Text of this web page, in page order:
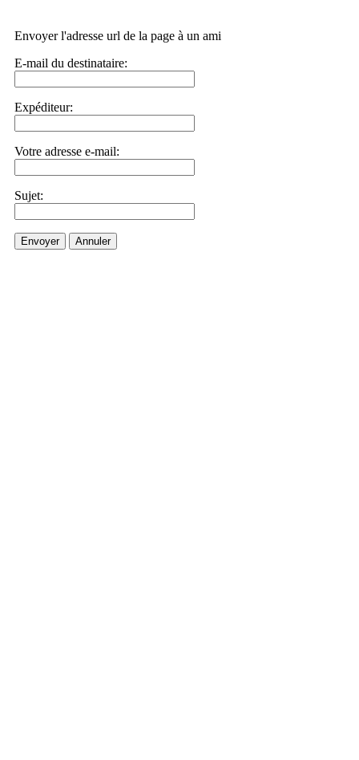
Envoyer l'adresse url de la page à un ami
E-mail du destinataire:
Expéditeur:
Votre adresse e-mail:
Sujet:
Envoyer Annuler